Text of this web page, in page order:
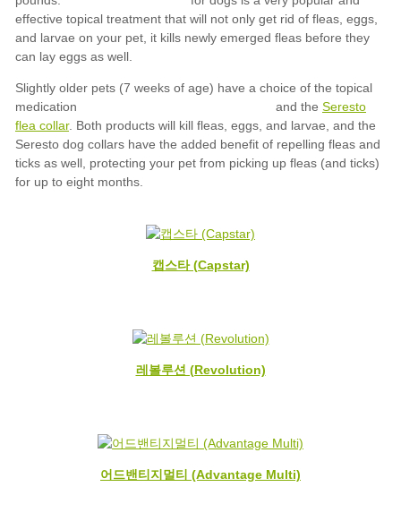
Seresto
flea collar
캡스타 (Capstar)
레볼루션 (Revolution)
어드밴티지멀티 (Advantage Multi)